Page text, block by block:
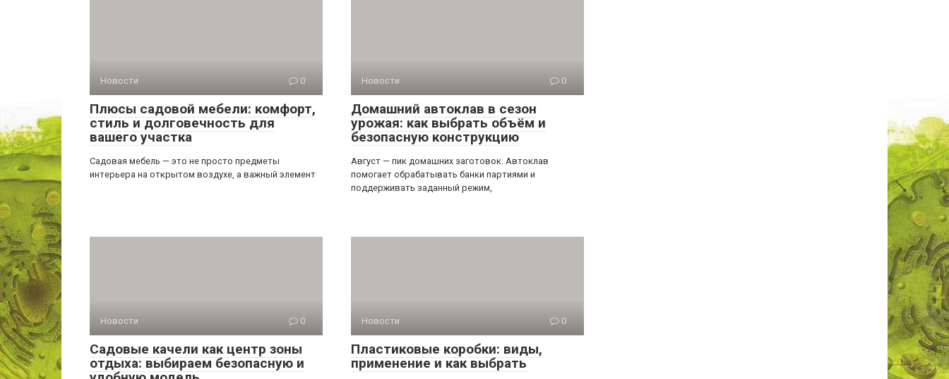
Новости 0
Плюсы садовой мебели: комфорт,
стиль и долговечность для
вашего участка
Садовая мебель — это не просто предметы
интерьера на открытом воздухе, а важный элемент
Новости 0
Домашний автоклав в сезон
урожая: как выбрать объём и
безопасную конструкцию
Август — пик домашних заготовок. Автоклав
помогает обрабатывать банки партиями и
поддерживать заданный режим,
Новости 0
Садовые качели как центр зоны
отдыха: выбираем безопасную и
Новости 0
Пластиковые коробки: виды,
применение и как выбрать